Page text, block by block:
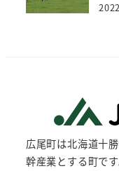
広尾町は北海道十
幹産業とする町で